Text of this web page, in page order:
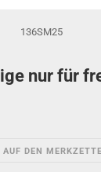
136SM25
nur für
AUF DEN